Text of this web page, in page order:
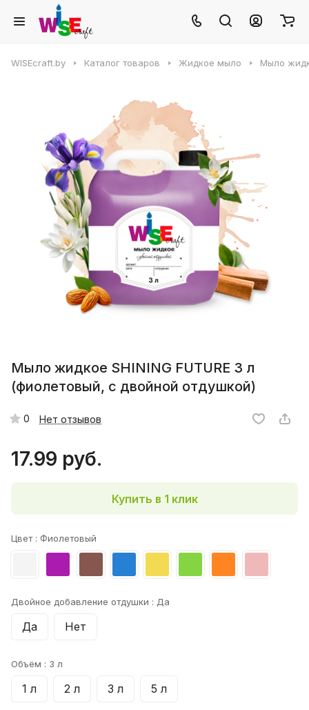
WISEcraft.by Каталог товаров Жидкое мыло Мыло
Мыло жидкое SHINING FUTURE 3 л
(фиолетовый, с двойной отдушкой)
0 Нет отзывов
17.99 руб.
Купить в 1 клик
Цвет : Фиолетовый
Двойное добавление отдушки : Да
Да Нет
Объём : 3 л
1 л 2 л 3 л 5 л